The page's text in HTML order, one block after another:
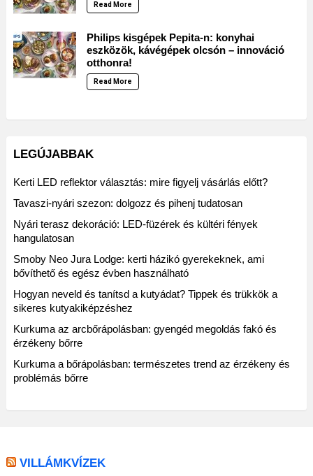
Read More
Philips kisgépek Pepita-n: konyhai
eszközök, kávégépek olcsón – innováció
otthonra!
Read More
LEGÚJABBAK
Kerti LED reflektor választás: mire figyelj vásárlás előtt?
Tavaszi-nyári szezon: dolgozz és pihenj tudatosan
Nyári terasz dekoráció: LED-füzérek és kültéri fények
hangulatosan
Smoby Neo Jura Lodge: kerti házikó gyerekeknek, ami
bővíthető és egész évben használható
Hogyan neveld és tanítsd a kutyádat? Tippek és trükkök a
sikeres kutyakiképzéshez
Kurkuma az arcbőrápolásban: gyengéd megoldás fakó és
érzékeny bőrre
Kurkuma a bőrápolásban: természetes trend az érzékeny és
problémás bőrre
VILLÁMKVÍZEK